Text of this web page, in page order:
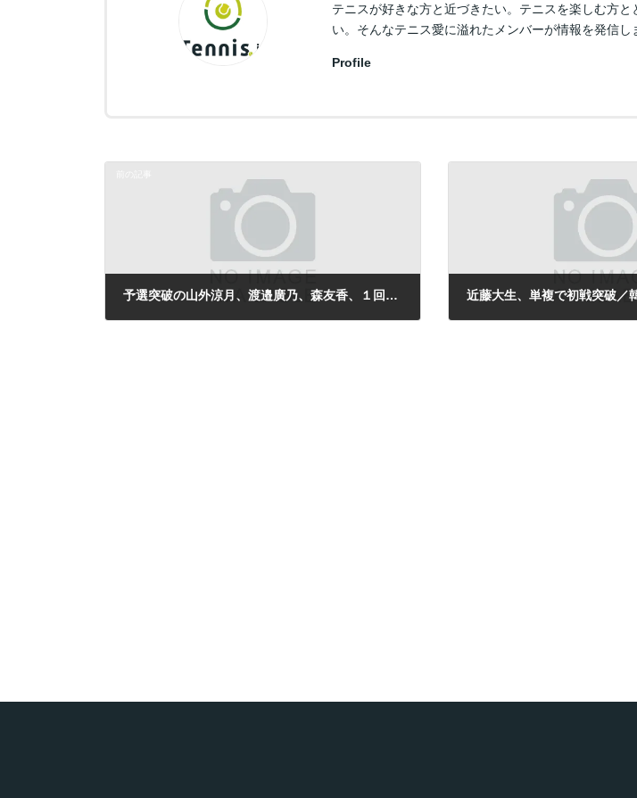
テニスが好きな方と近づきたい。テニスを楽しむ方と
い。そんなテニス愛に溢れたメンバーが情報を発信し
Profile
予選突破の山外涼月、渡邉廣乃、森友香、１回戦も勝利／新潟女子国際 近藤大生、単複で初戦突破／